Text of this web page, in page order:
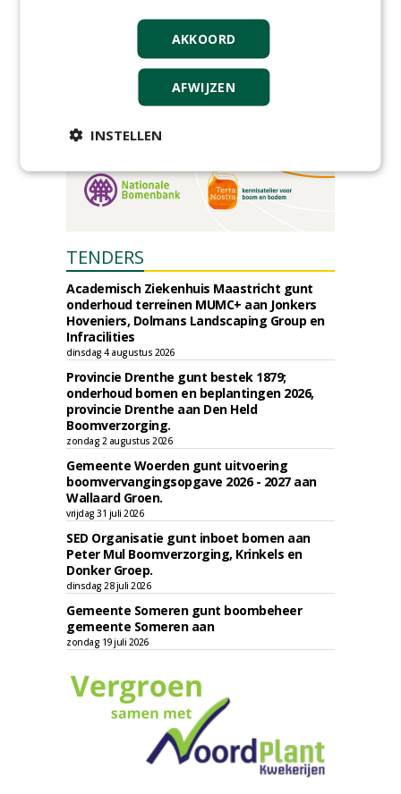
TENDERS
Academisch Ziekenhuis Maastricht gunt
onderhoud terreinen MUMC+ aan Jonkers
Hoveniers, Dolmans Landscaping Group en
Infracilities
dinsdag 4 augustus 2026
Provincie Drenthe gunt bestek 1879;
onderhoud bomen en beplantingen 2026,
provincie Drenthe aan Den Held
Boomverzorging.
zondag 2 augustus 2026
Gemeente Woerden gunt uitvoering
boomvervangingsopgave 2026 - 2027 aan
Wallaard Groen.
vrijdag 31 juli 2026
SED Organisatie gunt inboet bomen aan
Peter Mul Boomverzorging, Krinkels en
Donker Groep.
dinsdag 28 juli 2026
Gemeente Someren gunt boombeheer
gemeente Someren aan
zondag 19 juli 2026
AKKOORD
AFWIJZEN
INSTELLEN